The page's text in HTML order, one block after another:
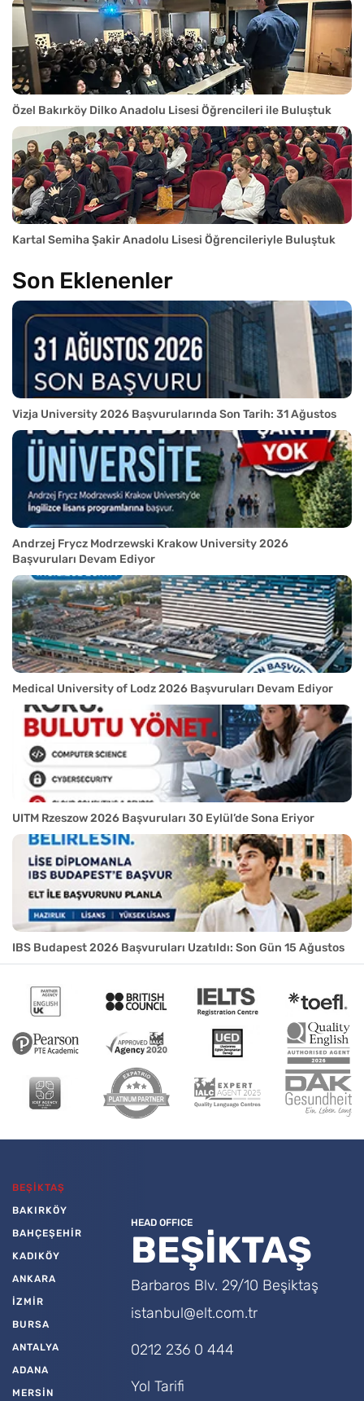
Özel Bakırköy Dilko Anadolu Lisesi Öğrencileri ile Buluştuk
Kartal Semiha Şakir Anadolu Lisesi Öğrencileriyle Buluştuk
Son Eklenenler
Vizja University 2026 Başvurularında Son Tarih: 31 Ağustos
Andrzej Frycz Modrzewski Krakow University 2026
Başvuruları Devam Ediyor
Medical University of Lodz 2026 Başvuruları Devam Ediyor
UITM Rzeszow 2026 Başvuruları 30 Eylül’de Sona Eriyor
IBS Budapest 2026 Başvuruları Uzatıldı: Son Gün 15 Ağustos
BEŞİKTAŞ
BAKIRKÖY
BAHÇEŞEHİR
KADIKÖY
ANKARA
İZMİR
BURSA
ANTALYA
ADANA
MERSİN
HEAD OFFICE
BEŞİKTAŞ
Barbaros Blv. 29/10 Beşiktaş
istanbul@elt.com.tr
0212 236 0 444
Yol Tarifi